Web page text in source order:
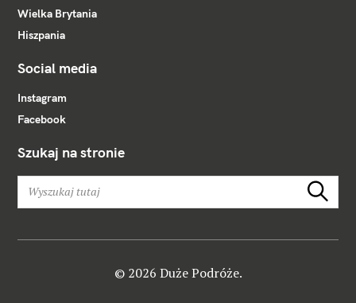
Wielka Brytania
Hiszpania
Social media
Instagram
Facebook
Szukaj na stronie
Szukaj
© 2026 Duże Podróże.